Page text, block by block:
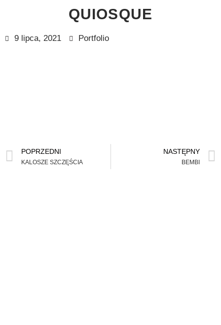
QUIOSQUE
9 lipca, 2021 Portfolio
POPRZEDNI
KALOSZE SZCZĘŚCIA
NASTĘPNY
BEMBI